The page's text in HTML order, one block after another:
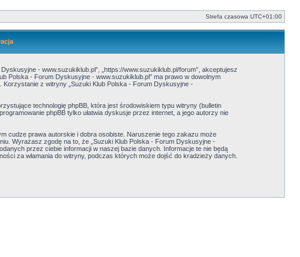
Strefa czasowa UTC+01:00
- www.suzukiklub.pl”, „https://www.suzukiklub.pl/forum”, akceptujesz
Polska - Forum Dyskusyjne - www.suzukiklub.pl” ma prawo w dowolnym
z witryny „Suzuki Klub Polska - Forum Dyskusyjne -
technologię phpBB, która jest środowiskiem typu witryny (bulletin
phpBB tylko ułatwia dyskusje przez internet, a jego autorzy nie
cudze prawa autorskie i dobra osobiste. Naruszenie tego zakazu może
Wyrażasz zgodę na to, że „Suzuki Klub Polska - Forum Dyskusyjne -
przez ciebie informacji w naszej bazie danych. Informacje te nie będą
za włamania do witryny, podczas których może dojść do kradzieży danych.